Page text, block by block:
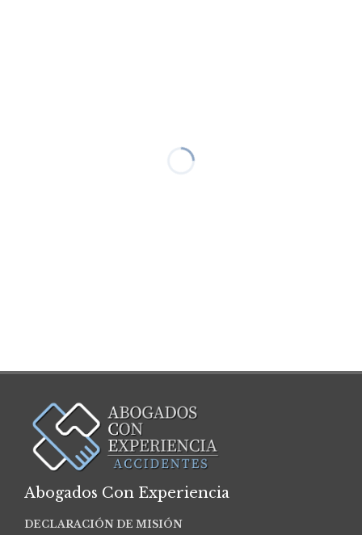
Abogados Con Experiencia
DECLARACIÓN DE MISIÓN